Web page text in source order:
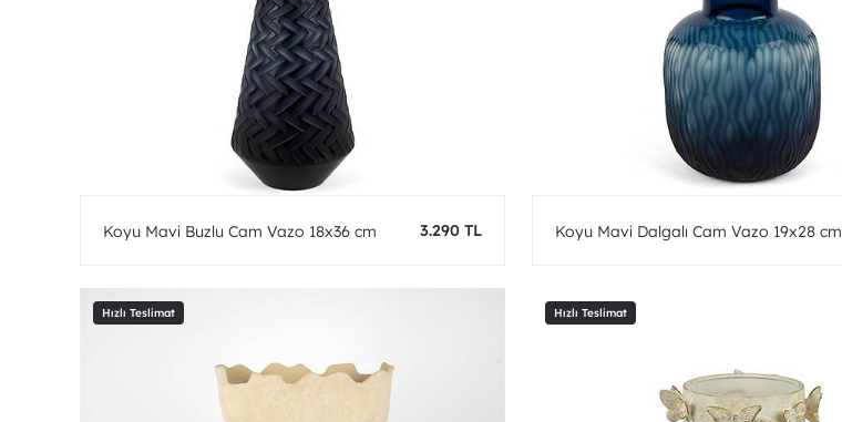
Koyu Mavi Buzlu Cam Vazo 18x36 cm 3.290 TL Koyu Mavi Dalgalı Cam Vazo 19x28 cm